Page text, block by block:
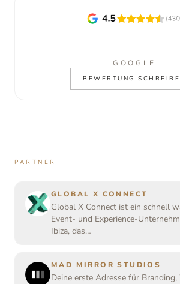
GOOGLE
BEWERTUNG
PARTNER
GLOBAL X CONNECT
Global X Connect ist ein schnell
Event- und Experience-
Ibiza, das…
MAD MIRROR STUDIOS
Deine erste Adresse für Branding,